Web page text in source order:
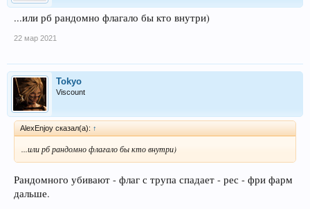
...или рб рандомно флагало бы кто внутри)
22 мар 2021
Tokyo
Viscount
AlexEnjoy сказал(а): ↑
...или рб рандомно флагало бы кто внутри)
Рандомного убивают - флаг с трупа спадает - рес - фри фарм
дальше.